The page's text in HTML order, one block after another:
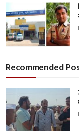
Recommended